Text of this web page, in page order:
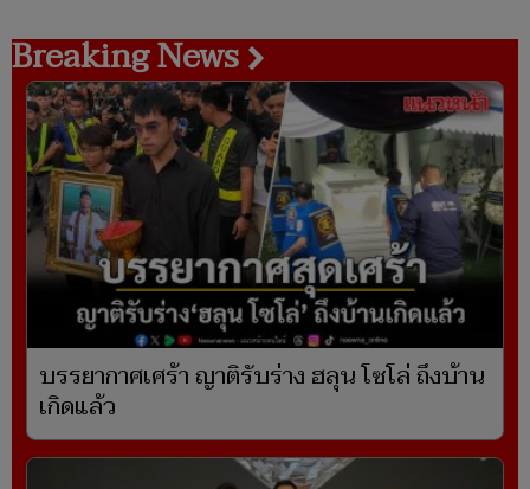
Breaking News
บรรยากาศเศร้า ญาติรับร่าง ฮลุน โซโล่ ถึงบ้าน
เกิดแล้ว